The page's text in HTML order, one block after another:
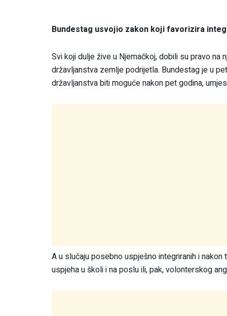
Bundestag usvojio zakon koji favorizira
Svi koji dulje žive u Njemačkoj, dobili su pravo
državljanstva zemlje podrijetla. Bundestag je u
državljanstva biti moguće nakon pet godina,
A u slučaju posebno uspješno integriranih i
uspjeha u školi i na poslu ili, pak, volonterskog